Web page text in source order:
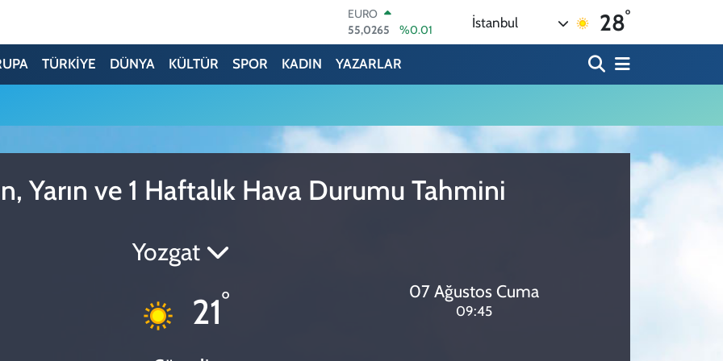
EURO
55,0265
%0.01
STERLİN
64,1897
%0.02
13.887
%64
47,7069
%0.17
İstanbul 28°
TÜRKİYE DÜNYA KÜLTÜR SPOR KADIN YAZARLAR
Yarın ve 1 Haftalık Hava Durumu Tahmini
Yozgat
21° 07 Ağustos Cuma
09:45